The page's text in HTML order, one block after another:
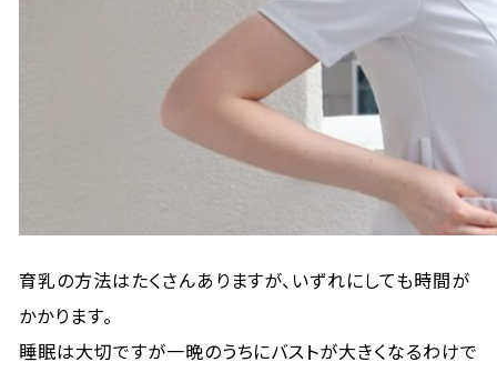
育乳の方法はたくさんありますが、いずれにしても時間が
かかります。
睡眠は大切ですが一晩のうちにバストが大きくなるわけで